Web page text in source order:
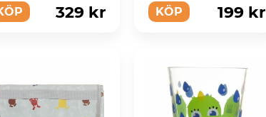
329 kr
fyra fack att dela upp
g...
KÖP 199 kr